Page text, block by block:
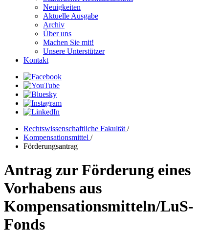
Neuigkeiten
Aktuelle Ausgabe
Archiv
Über uns
Machen Sie mit!
Unsere Unterstützer
Kontakt
Rechtswissenschaftliche Fakultät /
Kompensationsmittel /
Förderungsantrag
Antrag zur Förderung eines
Vorhabens aus
Kompensationsmitteln/LuS-
Fonds